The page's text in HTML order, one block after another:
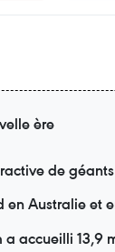
ère
de
en Australie et
a accueilli 13,9